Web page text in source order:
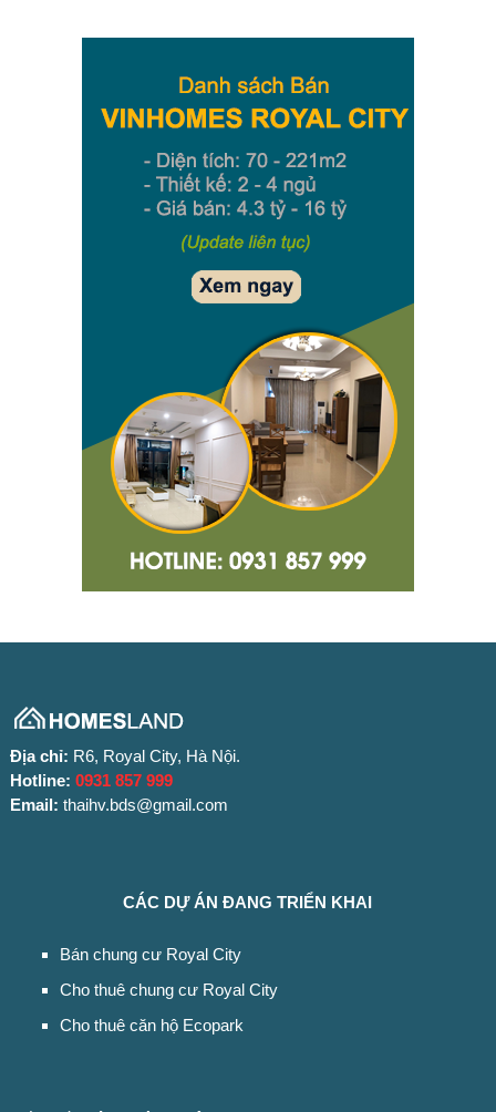
Địa chỉ: R6, Royal City, Hà Nội.
Hotline: 0931 857 999
Email: thaihv.bds@gmail.com
CÁC DỰ ÁN ĐANG TRIỂN KHAI
Bán chung cư Royal City
Cho thuê chung cư Royal City
Cho thuê căn hộ Ecopark